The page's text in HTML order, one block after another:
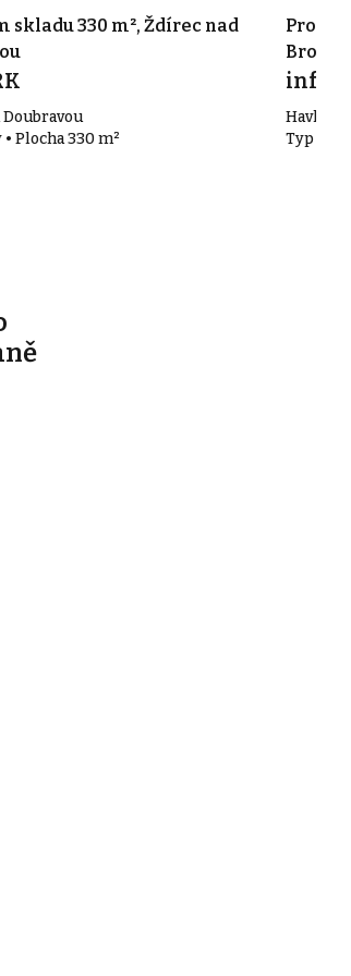
skladu 330 m², Ždírec nad
Plocha 330 m²
Brod
info v
Typ